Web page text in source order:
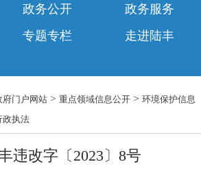
政务公开
政务服务
专题专栏
走进陆丰
府门户网站> 重点领域信息公开> 环境保护信息
政执法
违改字〔2023〕8号